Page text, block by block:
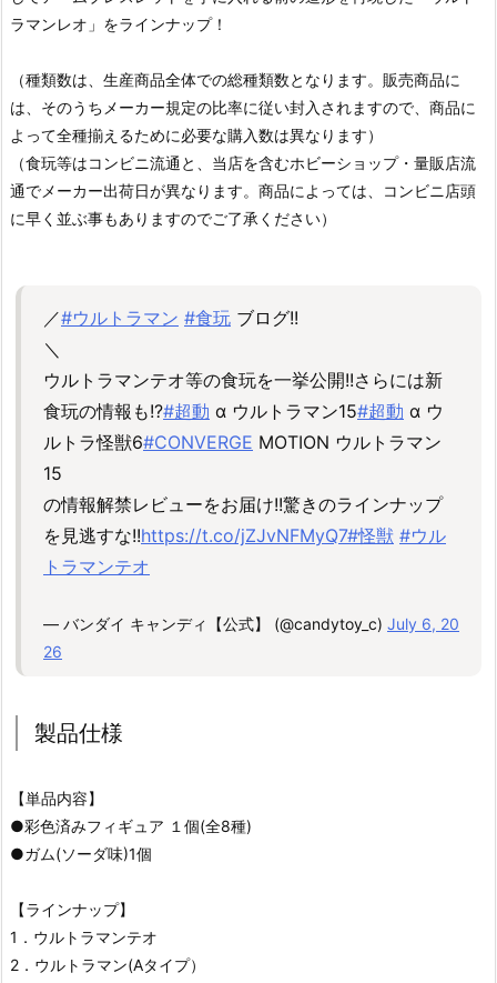
ラマンレオ」をラインナップ！
（種類数は、生産商品全体での総種類数となります。販売商品に
は、そのうちメーカー規定の比率に従い封入されますので、商品に
よって全種揃えるために必要な購入数は異なります）
（食玩等はコンビニ流通と、当店を含むホビーショップ・量販店流
通でメーカー出荷日が異なります。商品によっては、コンビニ店頭
に早く並ぶ事もありますのでご了承ください）
／#ウルトラマン #食玩 ブログ!!
＼
ウルトラマンテオ等の食玩を一挙公開!!さらには新
食玩の情報も!?#超動 α ウルトラマン15#超動 α ウ
ルトラ怪獣6#CONVERGE MOTION ウルトラマン
15
の情報解禁レビューをお届け!!驚きのラインナップ
を見逃すな!!https://t.co/jZJvNFMyQ7#怪獣 #ウル
トラマンテオ
— バンダイ キャンディ【公式】 (@candytoy_c) July 6, 20
26
製品仕様
【単品内容】
●彩色済みフィギュア １個(全8種)
●ガム(ソーダ味)1個
【ラインナップ】
1．ウルトラマンテオ
2．ウルトラマン(Aタイプ）